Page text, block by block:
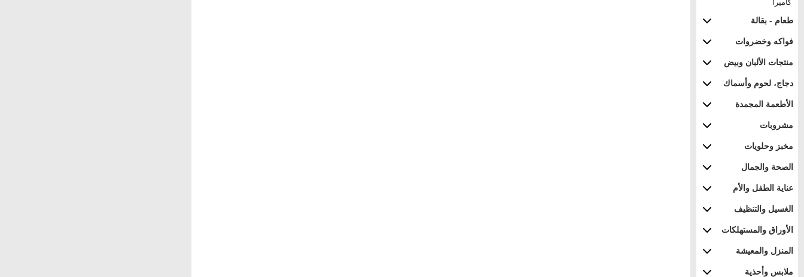
كاميرا
طعام - بقالة
فواكه وخضروات
منتجات الألبان وبيض
دجاج، لحوم وأسماك
الأطعمة المجمدة
مشروبات
مخبز وحلويات
الصحة والجمال
عناية الطفل والأم
الغسيل والتنظيف
الأوراق والمستهلكات
المنزل والمعيشة
ملابس وأحذية